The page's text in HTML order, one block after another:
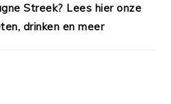
Streek? Lees hier onze
drinken en meer